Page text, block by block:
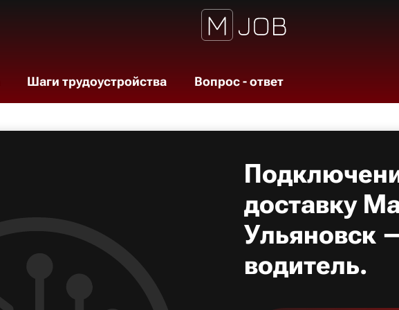
Шаги трудоустройства Вопрос - ответ
доставку
Ульяновск
водитель.